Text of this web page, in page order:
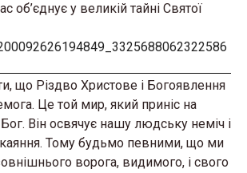
об’єднує у великій тайні Святої
що Різдво Христове і Богоявлення
Це той мир, який приніс на
Він освячує нашу людську неміч і
Тому будьмо певними, що ми
ворога, видимого, і свого